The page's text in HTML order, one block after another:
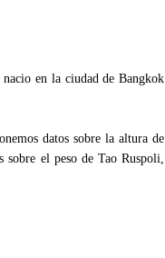
nacio en la ciudad de Bangkok
datos sobre la altura de
sobre el peso de Tao Ruspoli,